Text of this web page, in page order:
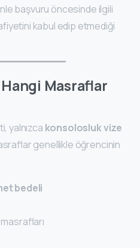
başvuru öncesinde ilgili
kabul edip etmediği
Masraflar
yalnızca konsolosluk vize
genellikle öğrencinin
bedeli